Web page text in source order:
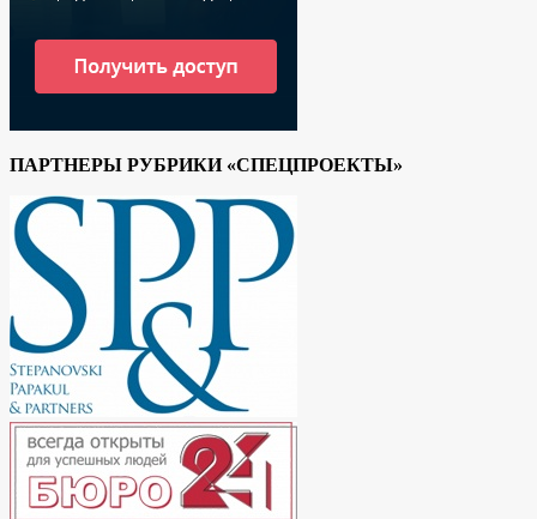
ПАРТНЕРЫ РУБРИКИ «СПЕЦПРОЕКТЫ»